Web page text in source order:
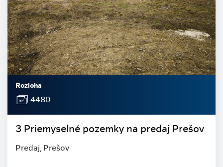
Rozloha
4480
3 Priemyselné pozemky na predaj Prešov
Predaj, Prešov